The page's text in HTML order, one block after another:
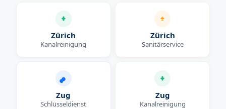
Zürich
Kanalreinigung
Zürich
Sanitärservice
Zug
Schlüsseldienst
Zug
Kanalreinigung